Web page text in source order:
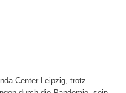
Center Leipzig, trotz